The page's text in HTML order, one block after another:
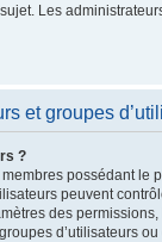
Les
et groupes
?
possédant le
peuvent
des
d’utilisateurs